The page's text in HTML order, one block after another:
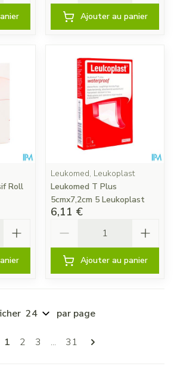
Ajouter au panier
Roll
Leukomed, Leukoplast
Leukomed T Plus
5cmx7,2cm 5 Leukoplast
6,11 €
Ajouter au panier
Pages
Vous lisez actuellement la page
1 Page
2 Page
3 ... Page
31
par page